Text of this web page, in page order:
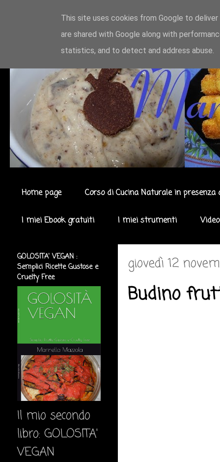
Home page Corso di Cucina Naturale in presenza
I miei Ebook gratuiti I miei strumenti
giovedì 12
Budino
GOLOSITA' VEGAN :
Semplici Ricette Gustose e
Cruelty Free
Il mio secondo
libro: GOLOSITA'
VEGAN
This site uses cookies from Google to
are shared with Google along with
statistics, and to detect and address abuse.